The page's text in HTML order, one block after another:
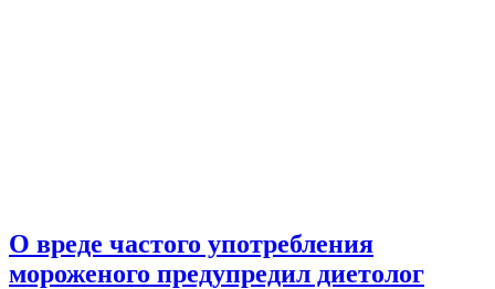
О вреде частого употребления
мороженого предупредил диетолог